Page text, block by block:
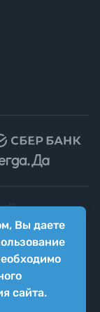
Вы даете
сайта.